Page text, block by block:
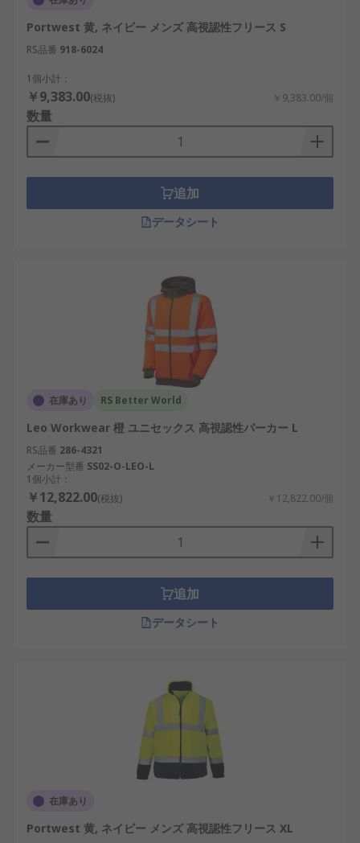
Portwest 黄, ネイビー メンズ 高視認性フリース S
RS品番 918-6024
1個小計：
￥9,383.00(税抜) ￥9,383.00/個
数量
追加
データシート
在庫あり RS Better World
Leo Workwear 橙 ユニセックス 高視認性パーカー L
RS品番 286-4321
メーカー型番 SS02-O-LEO-L
1個小計：
￥12,822.00(税抜) ￥12,822.00/個
数量
追加
データシート
在庫あり
Portwest 黄, ネイビー メンズ 高視認性フリース XL